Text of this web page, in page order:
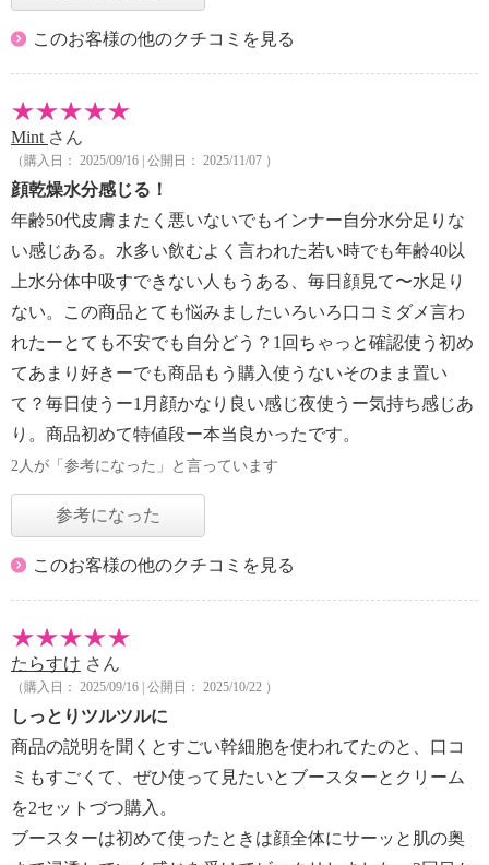
このお客様の他のクチコミを見る
Mint さん
（購入日： 2025/09/16 | 公開日： 2025/11/07 ）
顔乾燥水分感じる！
年齢50代皮膚またく悪いないでもインナー自分水分足りな
い感じある。水多い飲むよく言われた若い時でも年齢40以
上水分体中吸すできない人もうある、毎日顔見て〜水足り
ない。この商品とても悩みましたいろいろ口コミダメ言わ
れたーとても不安でも自分どう？1回ちゃっと確認使う初め
てあまり好きーでも商品もう購入使うないそのまま置い
て？毎日使うー1月顔かなり良い感じ夜使うー気持ち感じあ
り。商品初めて特値段ー本当良かったです。
2人が「参考になった」と言っています
参考になった
このお客様の他のクチコミを見る
たらすけ さん
（購入日： 2025/09/16 | 公開日： 2025/10/22 ）
しっとりツルツルに
商品の説明を聞くとすごい幹細胞を使われてたのと、口コ
ミもすごくて、ぜひ使って見たいとブースターとクリーム
を2セットづつ購入。
ブースターは初めて使ったときは顔全体にサーッと肌の奥